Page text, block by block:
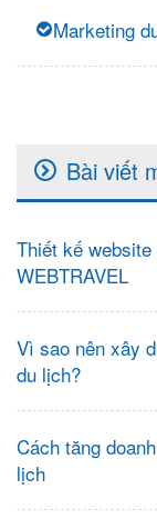
Marketing
Bài viết
Thiết kế
WEBTRAVEL
Vì sao nên xây
du lịch?
Cách tăng
lịch